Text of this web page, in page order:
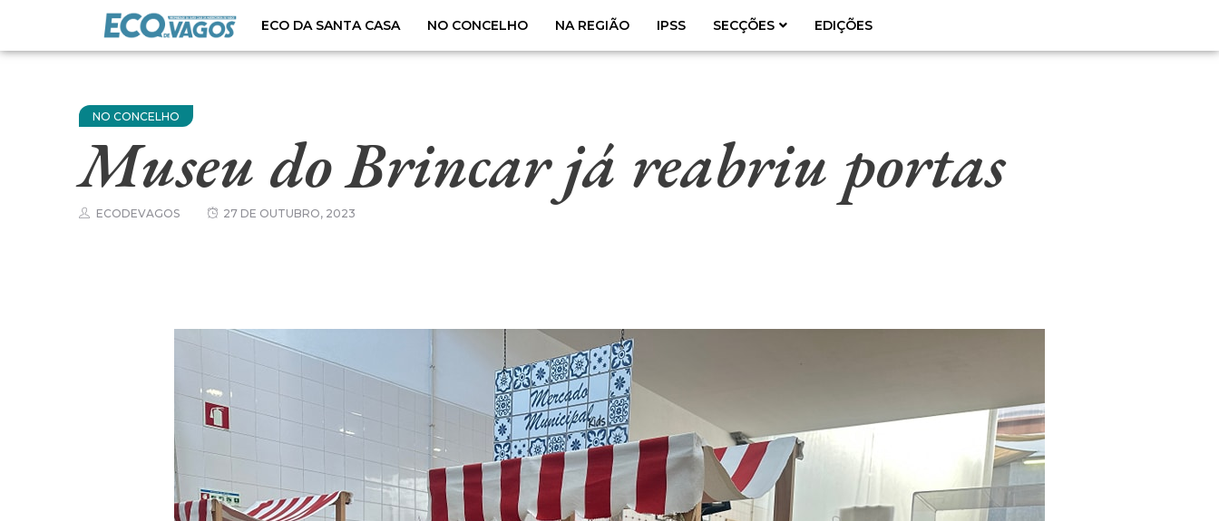
ECO DA SANTA CASA NO CONCELHO NA REGIÃO IPSS SECÇÕES EDIÇÕES
NO CONCELHO
Museu do Brincar já reabriu portas
ECODEVAGOS 27 DE OUTUBRO, 2023